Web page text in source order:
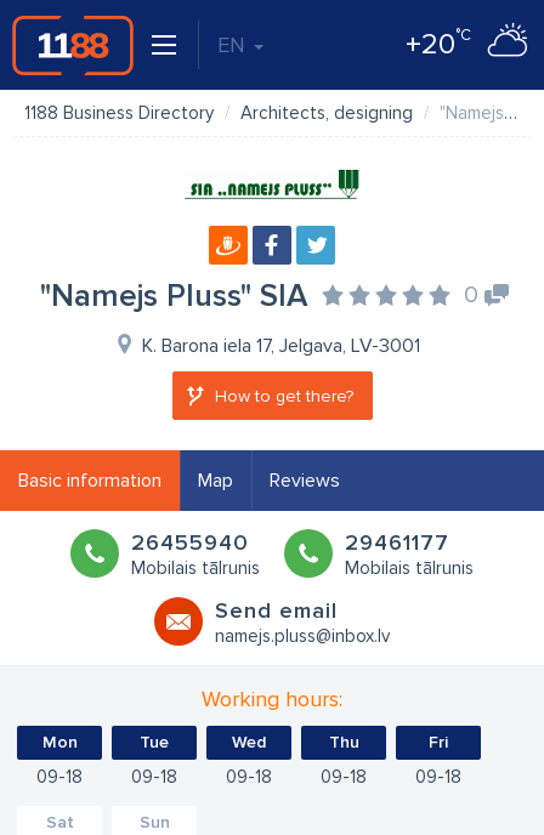
EN +20°C
1188 Business Directory Architects, designing "Namejs Pluss" SIA
"Namejs Pluss" SIA 0
K. Barona iela 17, Jelgava, LV-3001
How to get there?
Basic information Map Reviews
26455940
Mobilais tālrunis
29461177
Mobilais tālrunis
Send email
namejs.pluss@inbox.lv
Working hours:
Mon
09 18
Tue
09 18
Wed
09 18
Thu
09 18
Fri
09 18
Sat Sun